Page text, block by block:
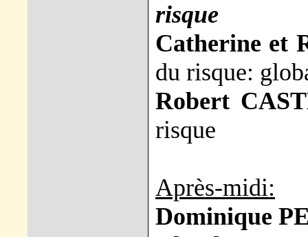
risque
Catherine et
du risque:
Robert
risque
Après-midi:
Dominique